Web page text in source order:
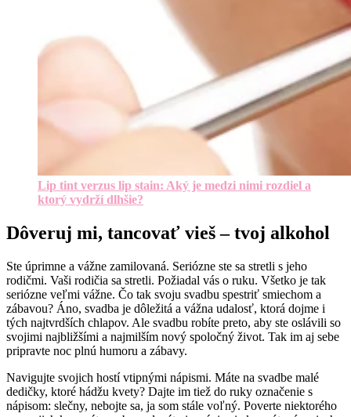
Lip tint verzus lip stain: Aký je medzi nimi rozdiel a
ktorý vydrží dlhšie?
Dôveruj mi, tancovať vieš – tvoj alkohol
Ste úprimne a vážne zamilovaná. Seriózne ste sa stretli s jeho
rodičmi. Vaši rodičia sa stretli. Požiadal vás o ruku. Všetko je tak
seriózne veľmi vážne. Čo tak svoju svadbu spestriť smiechom a
zábavou? Áno, svadba je dôležitá a vážna udalosť, ktorá dojme i
tých najtvrdších chlapov. Ale svadbu robíte preto, aby ste oslávili so
svojimi najbližšími a najmilším nový spoločný život. Tak im aj sebe
pripravte noc plnú humoru a zábavy.
Navigujte svojich hostí vtipnými nápismi. Máte na svadbe malé
dedičky, ktoré hádžu kvety? Dajte im tiež do ruky označenie s
nápisom: slečny, nebojte sa, ja som stále voľný. Poverte niektorého